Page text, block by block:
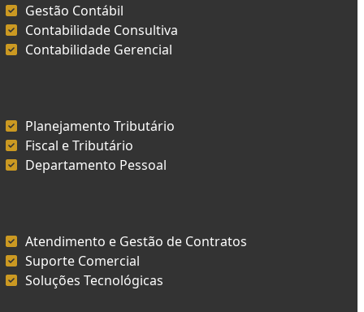
Gestão Contábil
Contabilidade Consultiva
Contabilidade Gerencial
Planejamento Tributário
Fiscal e Tributário
Departamento Pessoal
Atendimento e Gestão de Contratos
Suporte Comercial
Soluções Tecnológicas